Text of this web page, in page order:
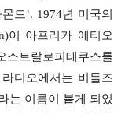
드’. 1974년 미국의
이 아프리카 에티오
스트랄로피테쿠스를
디오에서는 비틀즈
는 이름이 붙게 되었